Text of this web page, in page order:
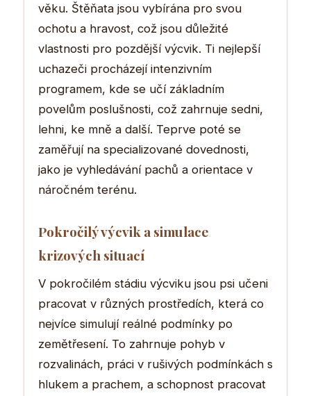
věku. Štěňata jsou vybírána pro svou
ochotu a hravost, což jsou důležité
vlastnosti pro pozdější výcvik. Ti nejlepší
uchazeči procházejí intenzivním
programem, kde se učí základním
povelům poslušnosti, což zahrnuje sedni,
lehni, ke mně a další. Teprve poté se
zaměřují na specializované dovednosti,
jako je vyhledávání pachů a orientace v
náročném terénu.
Pokročilý výcvik a simulace
krizových situací
V pokročilém stádiu výcviku jsou psi učeni
pracovat v různých prostředích, která co
nejvíce simulují reálné podmínky po
zemětřesení. To zahrnuje pohyb v
rozvalinách, práci v rušivých podmínkách s
hlukem a prachem, a schopnost pracovat